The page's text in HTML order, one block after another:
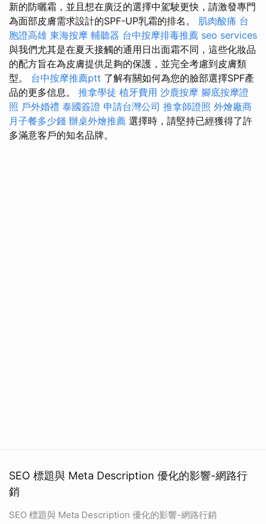
新的防曬霜，並且想在廣泛的選擇中駕駛更快，請激發專門
為面部皮膚需求設計的SPF-UP乳霜的排名。 肌肉酸痛 台
胞證高雄 東海按摩 輔聽器 台中按摩排毒推薦 seo services
與我們尤其是在夏天接觸的通用日出面霜不同，這些化妝品
的配方旨在為皮膚提供足夠的保護，並完全考慮到皮膚類
型。 台中按摩推薦ptt 了解有關如何為您的臉部選擇SPF產
品的更多信息。 推拿學徒 植牙費用 沙鹿按摩 腳底按摩證
照 戶外婚禮 泰國簽證 申請台灣公司 推拿師證照 外燴廠商
月子餐多少錢 辦桌外燴推薦 選擇時，請堅持已經獲得了許
多滿意客戶的知名品牌。
SEO 標題與 Meta Description 優化的影響-網路行
銷
SEO 標題與 Meta Description 優化的影響-網路行銷